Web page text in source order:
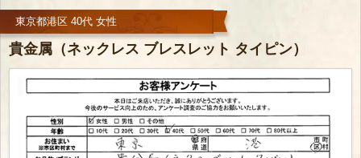
東京都港区 40代 女性
貴金属（ネックレス ブレスレット タイピン）